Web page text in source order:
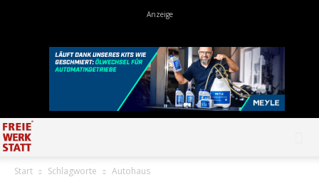
Start Schlagworte Autohaus